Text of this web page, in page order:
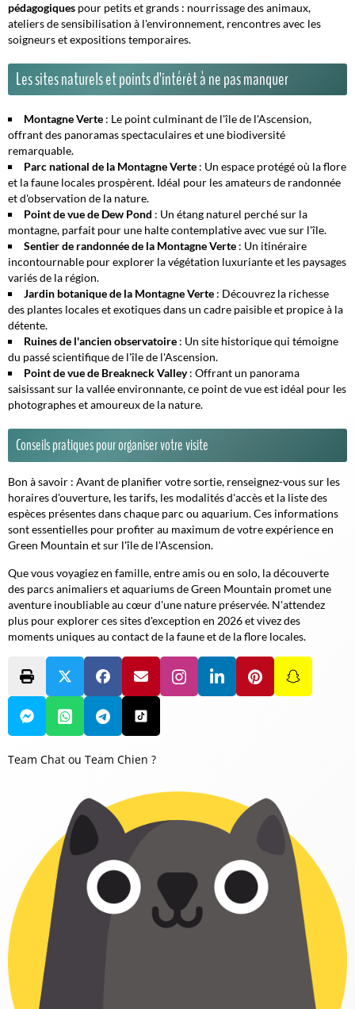
pédagogiques pour petits et grands : nourrissage des animaux,
ateliers de sensibilisation à l'environnement, rencontres avec les
soigneurs et expositions temporaires.
Les sites naturels et points d'intérêt à ne pas manquer
Montagne Verte : Le point culminant de l'île de l'Ascension,
offrant des panoramas spectaculaires et une biodiversité
remarquable.
Parc national de la Montagne Verte : Un espace protégé où la flore
et la faune locales prospèrent. Idéal pour les amateurs de randonnée
et d'observation de la nature.
Point de vue de Dew Pond : Un étang naturel perché sur la
montagne, parfait pour une halte contemplative avec vue sur l'île.
Sentier de randonnée de la Montagne Verte : Un itinéraire
incontournable pour explorer la végétation luxuriante et les paysages
variés de la région.
Jardin botanique de la Montagne Verte : Découvrez la richesse
des plantes locales et exotiques dans un cadre paisible et propice à la
détente.
Ruines de l'ancien observatoire : Un site historique qui témoigne
du passé scientifique de l'île de l'Ascension.
Point de vue de Breakneck Valley: Offrant un panorama
saisissant sur la vallée environnante, ce point de vue est idéal pour les
photographes et amoureux de la nature.
Conseils pratiques pour organiser votre visite
Bon à savoir : Avant de planifier votre sortie, renseignez-vous sur les
horaires d'ouverture, les tarifs, les modalités d'accès et la liste des
espèces présentes dans chaque parc ou aquarium. Ces informations
sont essentielles pour profiter au maximum de votre expérience en
Green Mountain et sur l'île de l'Ascension.
Que vous voyagiez en famille, entre amis ou en solo, la découverte
des parcs animaliers et aquariums de Green Mountain promet une
aventure inoubliable au cœur d'une nature préservée. N'attendez
plus pour explorer ces sites d'exception en 2026 et vivez des
moments uniques au contact de la faune et de la flore locales.
Team Chat ou Team Chien ?